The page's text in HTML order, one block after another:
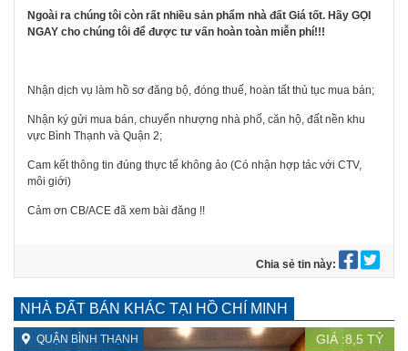
Ngoài ra chúng tôi còn rất nhiều sản phẩm nhà đất Giá tốt. Hãy GỌ
NGAY cho chúng tôi để được tư vấn hoàn toàn miễn phí!!!
Nhận dịch vụ làm hồ sơ đăng bộ, đóng thuế, hoàn tất thủ tục mua bán;
Nhận ký gửi mua bán, chuyển nhượng nhà phố, căn hộ, đất nền khu
vực Bình Thạnh và Quận 2;
Cam kết thông tin đúng thực tế không ảo (Có nhận hợp tác với CTV,
môi giới)
Cảm ơn CB/ACE đã xem bài đăng !!
Chia sẻ tin này:
NHÀ ĐẤT BÁN KHÁC TẠI HỒ CHÍ MINH
QUẬN BÌNH THẠNH GIÁ :8,5 TỶ